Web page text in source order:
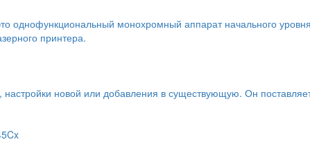
однофункциональный монохромный аппарат начального
принтера.
новой или добавления в существующую. Он